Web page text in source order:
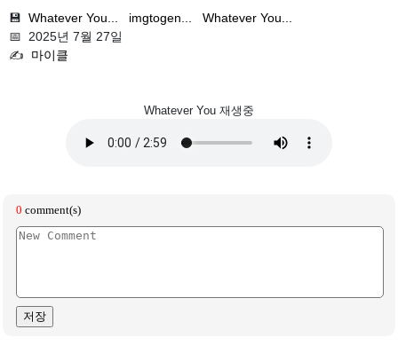
💾 Whatever You... imgtogen...
Whatever You...
📅 2025년 7월 27일
✍️ 마이클
Whatever You 재생중